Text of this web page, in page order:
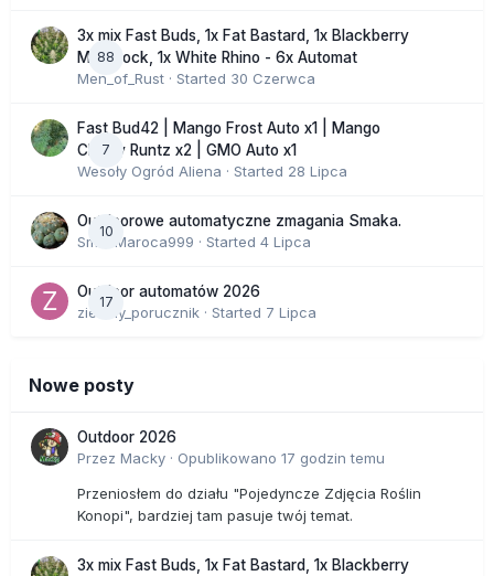
88
3x mix Fast Buds, 1x Fat Bastard, 1x Blackberry
Moonrock, 1x White Rhino - 6x Automat
Men_of_Rust · Started 30 Czerwca
7
Fast Bud42 | Mango Frost Auto x1 | Mango
Cherry Runtz x2 | GMO Auto x1
Wesoły Ogród Aliena · Started 28 Lipca
10
Outdoorowe automatyczne zmagania Smaka.
SmakMaroca999 · Started 4 Lipca
17
Outdoor automatów 2026
zielony_porucznik · Started 7 Lipca
Nowe posty
Outdoor 2026
Przez Macky · Opublikowano 17 godzin temu
Przeniosłem do działu "Pojedyncze Zdjęcia Roślin
Konopi", bardziej tam pasuje twój temat.
3x mix Fast Buds, 1x Fat Bastard, 1x Blackberry